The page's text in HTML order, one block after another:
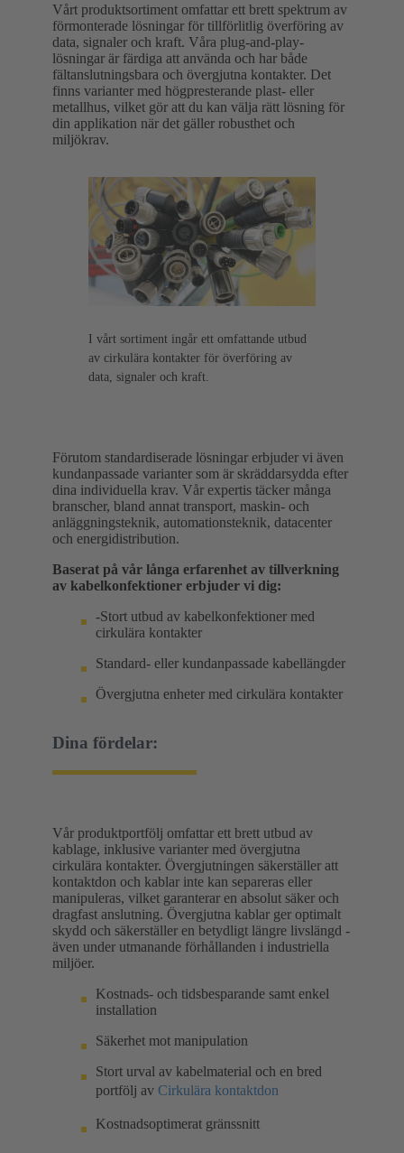
Vårt produktsortiment omfattar ett brett spektrum av
förmonterade lösningar för tillförlitlig överföring av
data, signaler och kraft. Våra plug-and-play-
lösningar är färdiga att använda och har både
fältanslutningsbara och övergjutna kontakter. Det
finns varianter med högpresterande plast- eller
metallhus, vilket gör att du kan välja rätt lösning för
din applikation när det gäller robusthet och
miljökrav.
I vårt sortiment ingår ett omfattande utbud
av cirkulära kontakter för överföring av
data, signaler och kraft.
Förutom standardiserade lösningar erbjuder vi även
kundanpassade varianter som är skräddarsydda efter
dina individuella krav. Vår expertis täcker många
branscher, bland annat transport, maskin- och
anläggningsteknik, automationsteknik, datacenter
och energidistribution.
Baserat på vår långa erfarenhet av tillverkning
av kabelkonfektioner erbjuder vi dig:
-Stort utbud av kabelkonfektioner med
cirkulära kontakter
Standard- eller kundanpassade kabellängder
Övergjutna enheter med cirkulära kontakter
Dina fördelar:
Vår produktportfölj omfattar ett brett utbud av
kablage, inklusive varianter med övergjutna
cirkulära kontakter. Övergjutningen säkerställer att
kontaktdon och kablar inte kan separeras eller
manipuleras, vilket garanterar en absolut säker och
dragfast anslutning. Övergjutna kablar ger optimalt
skydd och säkerställer en betydligt längre livslängd -
även under utmanande förhållanden i industriella
miljöer.
Kostnads- och tidsbesparande samt enkel
installation
Säkerhet mot manipulation
Stort urval av kabelmaterial och en bred
portfölj av Cirkulära kontaktdon
Kostnadsoptimerat gränssnitt